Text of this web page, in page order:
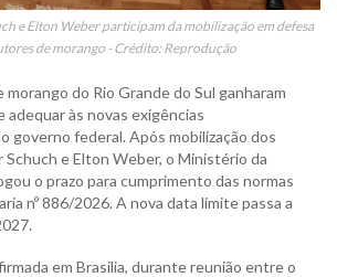
e Elton Weber participam da mobilização em defesa
de morango - Crédito: Reprodução
do Rio Grande do Sul ganharam
adequar às novas exigências
governo federal. Após mobilização dos
e Elton Weber, o Ministério da
o prazo para cumprimento das normas
nº 886/2026. A nova data limite passa a
em Brasília, durante reunião entre o